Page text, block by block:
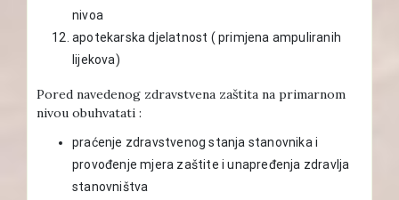
nivoa
apotekarska djelatnost ( primjena ampuliranih
lijekova)
Pored navedenog zdravstvena zaštita na primarnom
nivou obuhvatati :
praćenje zdravstvenog stanja stanovnika i
provođenje mjera zaštite i unapređenja zdravlja
stanovništva